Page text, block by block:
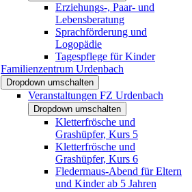
Erziehungs-, Paar- und
Lebensberatung
Sprachförderung und
Logopädie
Tagespflege für Kinder
Familienzentrum Urdenbach
Dropdown umschalten
Veranstaltungen FZ Urdenbach
Dropdown umschalten
Kletterfrösche und
Grashüpfer, Kurs 5
Kletterfrösche und
Grashüpfer, Kurs 6
Fledermaus-Abend für Eltern
und Kinder ab 5 Jahren